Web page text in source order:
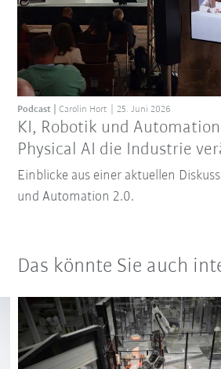
KI, Robotik und
Physical AI die Industrie
Podcast Carolin Hort 25. Juni 2026
Einblicke aus einer aktuellen
und Automation 2.0.
Das könnte Sie auch